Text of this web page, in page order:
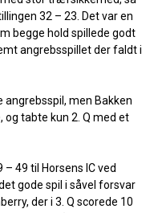
32 – 23. Det var en
begge hold spillede godt
angrebsspillet der faldt i
angrebsspil, men Bakken
tabte kun 2. Q med et
49 til Horsens IC ved
gode spil i såvel forsvar
der i 3. Q scorede 10